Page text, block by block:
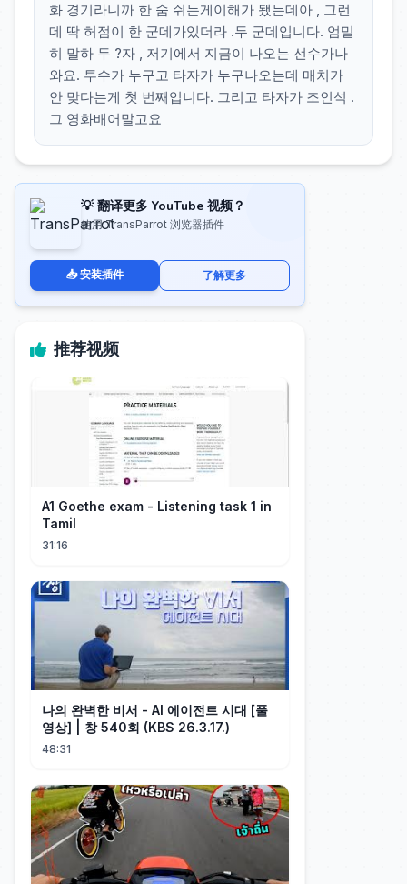
화 경기라니까 한 숨 쉬는게이해가 됐는데아 , 그런
데 딱 허점이 한 군데가있더라 .두 군데입니다. 엄밀
히 말하 두 ?자 , 저기에서 지금이 나오는 선수가나
와요. 투수가 누구고 타자가 누구나오는데 매치가
안 맞다는게 첫 번째입니다. 그리고 타자가 조인석 .
그 영화배어말고요
💡 翻译更多 YouTube 视频？
使用 TransParrot 浏览器插件
📥 安装插件 了解更多
推荐视频
A1 Goethe exam - Listening task 1 in
Tamil
31:16
나의 완벽한 비서 - AI 에이전트 시대 [풀
영상] | 창 540회 (KBS 26.3.17.)
48:31